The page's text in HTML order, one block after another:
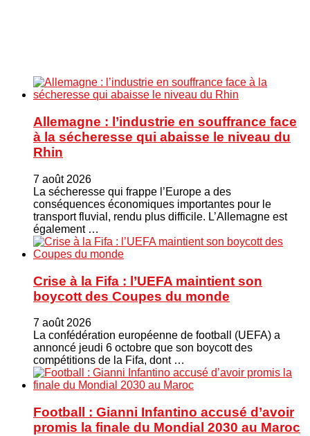
Allemagne : l’industrie en souffrance face
à la sécheresse qui abaisse le niveau du
Rhin
7 août 2026
La sécheresse qui frappe l’Europe a des
conséquences économiques importantes pour le
transport fluvial, rendu plus difficile. L’Allemagne est
également …
Crise à la Fifa : l’UEFA maintient son
boycott des Coupes du monde
7 août 2026
La confédération européenne de football (UEFA) a
annoncé jeudi 6 octobre que son boycott des
compétitions de la Fifa, dont …
Football : Gianni Infantino accusé d’avoir
promis la finale du Mondial 2030 au Maroc